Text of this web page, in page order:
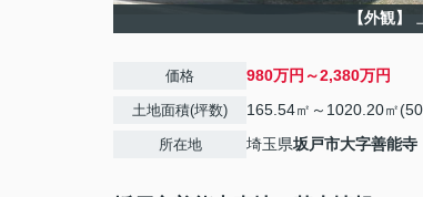
【外観】
価格 980万円～2,380万円
土地面積(坪数) 165.54㎡～1020.20㎡
所在地 埼玉県坂戸市大字善能寺